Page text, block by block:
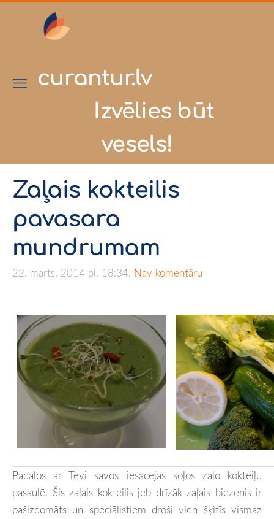
curantur.lv
Izvēlies būt
vesels!
Zaļais kokteilis
pavasara
mundrumam
22. marts, 2014 pl. 18:34, Nav komentāru
Padalos ar Tevi savos iesācējas soļos zaļo kokteiļu
pasaulē. Šis zaļais kokteilis jeb drīzāk zaļais biezenis ir
pašizdomāts un speciālistiem droši vien šķitīs vismaz